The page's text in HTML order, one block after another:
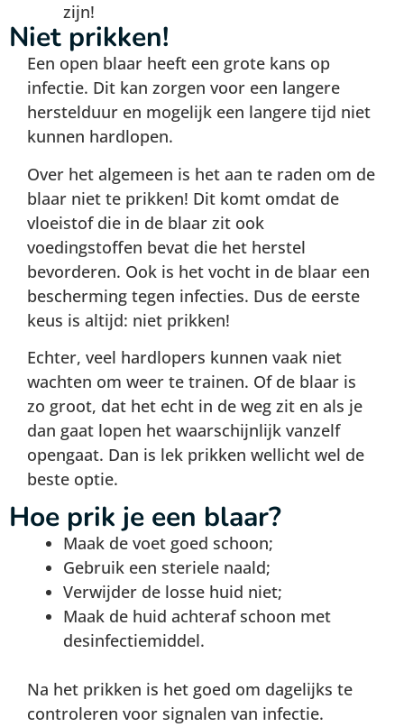
zijn!
Niet prikken!
Een open blaar heeft een grote kans op
infectie. Dit kan zorgen voor een langere
herstelduur en mogelijk een langere tijd niet
kunnen hardlopen.
Over het algemeen is het aan te raden om de
blaar niet te prikken! Dit komt omdat de
vloeistof die in de blaar zit ook
voedingstoffen bevat die het herstel
bevorderen. Ook is het vocht in de blaar een
bescherming tegen infecties. Dus de eerste
keus is altijd: niet prikken!
Echter, veel hardlopers kunnen vaak niet
wachten om weer te trainen. Of de blaar is
zo groot, dat het echt in de weg zit en als je
dan gaat lopen het waarschijnlijk vanzelf
opengaat. Dan is lek prikken wellicht wel de
beste optie.
Hoe prik je een blaar?
Maak de voet goed schoon;
Gebruik een steriele naald;
Verwijder de losse huid niet;
Maak de huid achteraf schoon met
desinfectiemiddel.
Na het prikken is het goed om dagelijks te
controleren voor signalen van infectie.